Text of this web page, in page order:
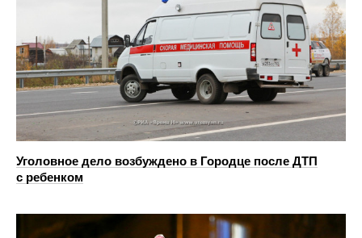
Уголовное дело возбуждено в Городце после ДТП
с ребенком